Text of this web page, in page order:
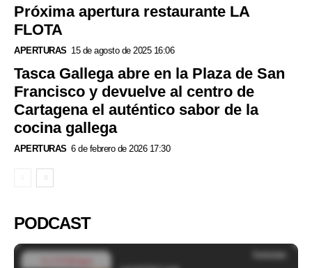
Próxima apertura restaurante LA
FLOTA
APERTURAS 15 de agosto de 2025 16:06
Tasca Gallega abre en la Plaza de San
Francisco y devuelve al centro de
Cartagena el auténtico sabor de la
cocina gallega
APERTURAS 6 de febrero de 2026 17:30
PODCAST